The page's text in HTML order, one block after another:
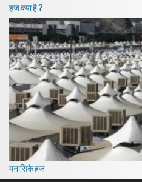
हज क्या है ?
मनासिके हज